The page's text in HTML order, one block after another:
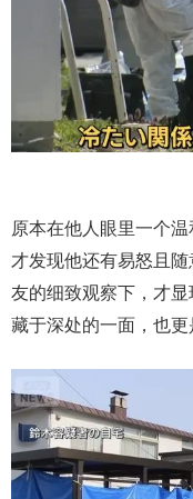
原本在他人眼里一个
才发现他还有易怒且
友的细致观察下，才
藏于深处的一面，也更